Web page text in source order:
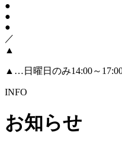
●
●
●
／
▲
▲ …日曜日のみ14:00～
INFO
お知らせ